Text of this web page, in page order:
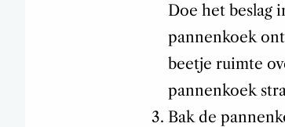
Doe het beslag
pannenkoek
beetje ruimte
pannenkoek
Bak de